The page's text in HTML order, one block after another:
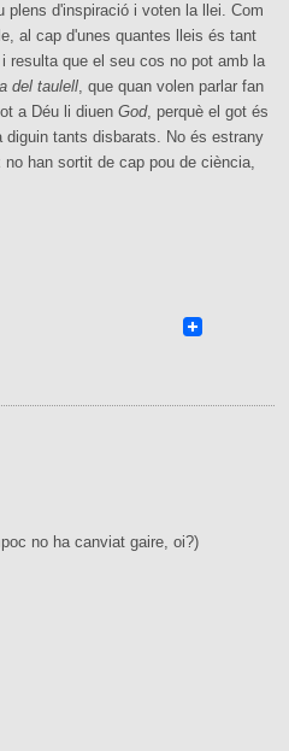
plens d'inspiració i voten la llei. Com
al cap d'unes quantes lleis és tant
resulta que el seu cos no pot amb la
del taulell, que quan volen parlar fan
a Déu li diuen God, perquè el got és
diguin tants disbarats. No és estrany
han sortit de cap pou de ciència,
no ha canviat gaire, oi?)